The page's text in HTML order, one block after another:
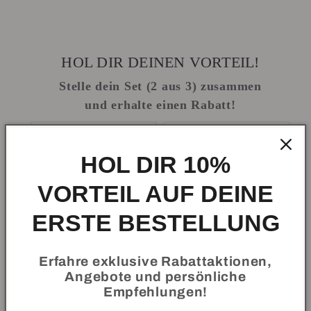
HOL DIR DEINEN VORTEIL!
Stelle dein Set (2 aus 3) zusammen
und erhalte einen Rabatt!
Powerband
HOL DIR 10%
VORTEIL AUF DEINE
ERSTE BESTELLUNG
Erfahre exklusive Rabattaktionen,
Angebote und persönliche
Empfehlungen!